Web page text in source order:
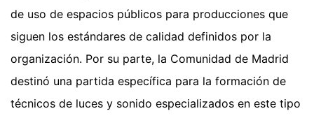
de uso de espacios públicos para producciones que
siguen los estándares de calidad definidos por la
organización. Por su parte, la Comunidad de Madrid
destinó una partida específica para la formación de
técnicos de luces y sonido especializados en este tipo